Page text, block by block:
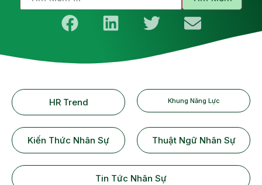
HR Trend Khung Năng Lực
Kiến Thức Nhân Sự Thuật Ngữ Nhân Sự
Tin Tức Nhân Sự